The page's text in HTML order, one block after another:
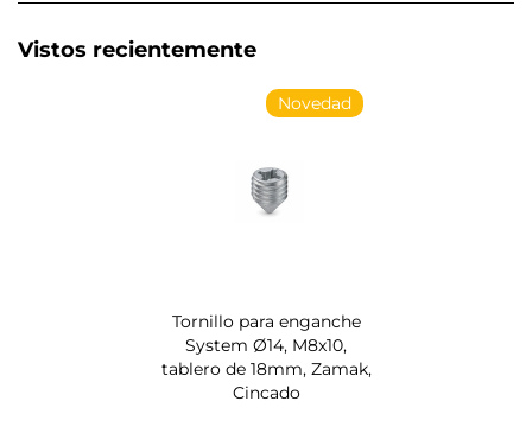
Vistos recientemente
Novedad
Tornillo para enganche
System Ø14, M8x10,
tablero de 18mm, Zamak,
Cincado